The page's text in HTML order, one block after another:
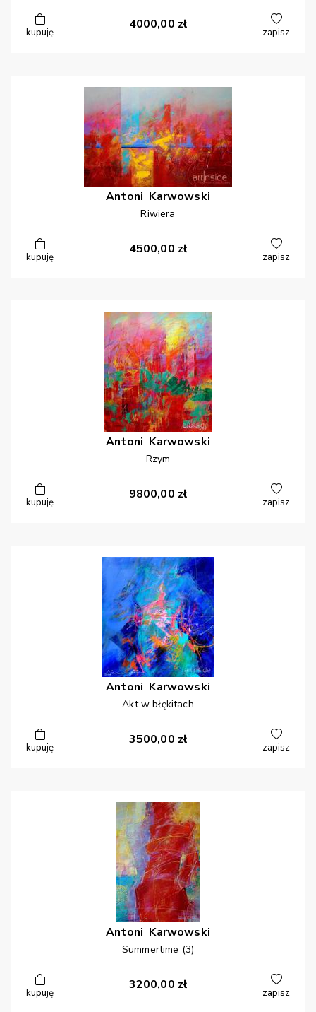
kupuję
4000,00 zł
zapisz
Antoni Karwowski
Riwiera
kupuję
4500,00 zł
zapisz
Antoni Karwowski
Rzym
kupuję
9800,00 zł
zapisz
Antoni Karwowski
Akt w błękitach
kupuję
3500,00 zł
zapisz
Antoni Karwowski
Summertime (3)
kupuję
3200,00 zł
zapisz